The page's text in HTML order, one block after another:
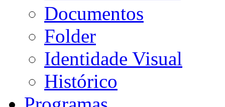
Documentos
Folder
Identidade Visual
Histórico